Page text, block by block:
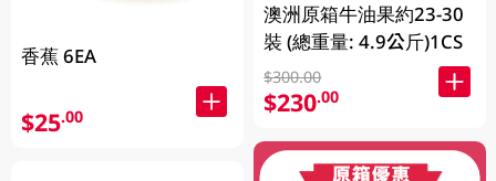
香蕉 6EA
$25.00
澳洲原箱牛油果約23-30
裝 (總重量: 4.9公斤)1CS
$300.00
$230.00